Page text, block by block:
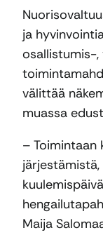
ja
osallistumis-
välittää
muassa
– Toimintaan
Maija